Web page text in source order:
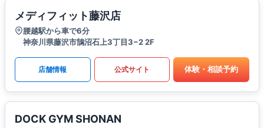
メディフィット藤沢店
腰越駅から車で6分
神奈川県藤沢市鵠沼石上3丁目3−2 2F
店舗情報 公式サイト 体験・相談予約
DOCK GYM SHONAN